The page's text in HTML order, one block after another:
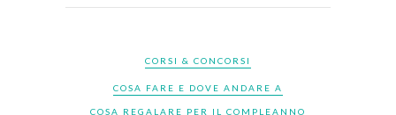
CORSI & CONCORSI
COSA FARE E DOVE ANDARE A
COSA REGALARE PER IL COMPLEANNO